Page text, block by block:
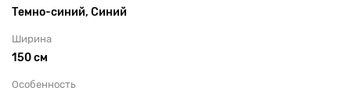
Темно-синий, Синий
Ширина
150 см
Особенность